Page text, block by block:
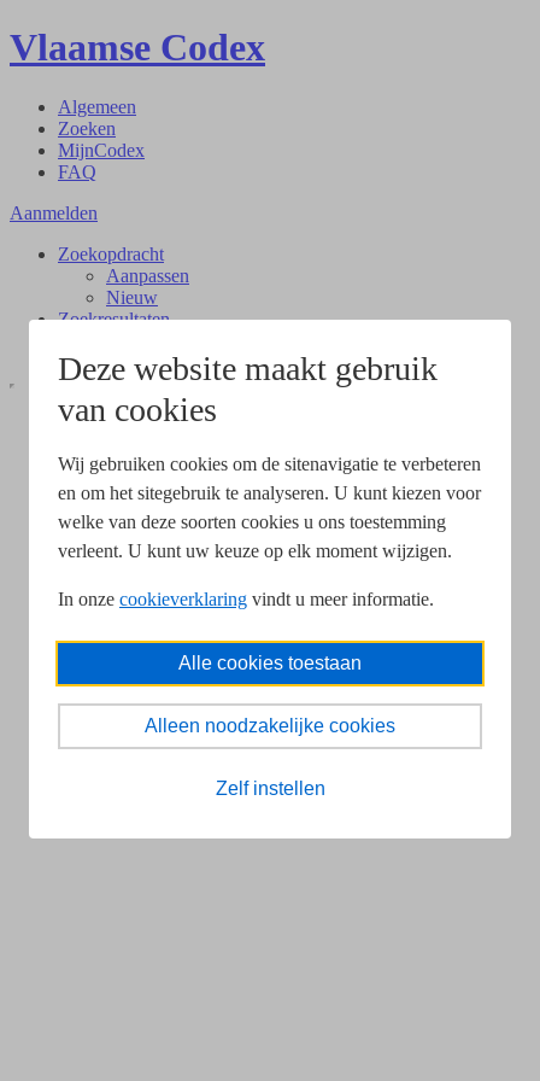
Deze website maakt gebruik
van cookies
Wij gebruiken cookies om de sitenavigatie te verbeteren
en om het sitegebruik te analyseren. U kunt kiezen voor
welke van deze soorten cookies u ons toestemming
verleent. U kunt uw keuze op elk moment wijzigen.
In onze cookieverklaring vindt u meer informatie.
Alle cookies toestaan
Alleen noodzakelijke cookies
Zelf instellen
Vlaamse Codex
Algemeen
Zoeken
MijnCodex
FAQ
Aanmelden
Zoekopdracht
Aanpassen
Nieuw
Zoekresultaten